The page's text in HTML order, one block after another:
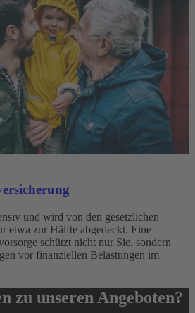
und wird von den gesetzlichen
etwa zur Hälfte abgedeckt. Eine
schützt nicht nur Sie, sondern
vor finanziellen Belastungen im
zu unseren Angeboten?